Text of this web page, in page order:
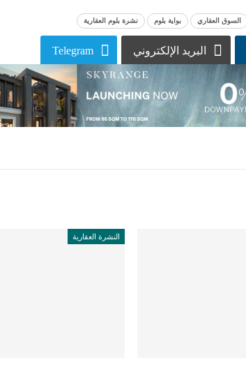
السوق العقاري بواية بلوم نشرة بلوم العقارية
البريد الإلكتروني Telegram
النشرة العقارية